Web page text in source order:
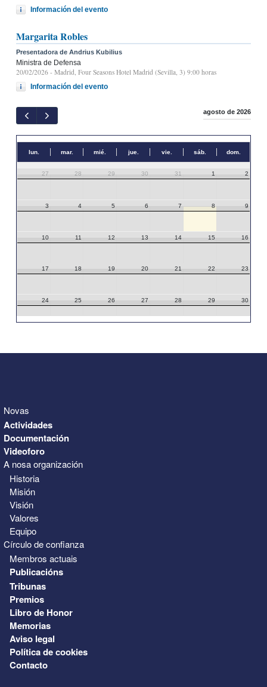
Información del evento
Margarita Robles
Presentadora de Andrius Kubilius
Ministra de Defensa
20/02/2026 - Madrid, Four Seasons Hotel Madrid (Sevilla, 3) 9:00 horas
Información del evento
agosto de 2026
lun. mar. mié. jue. vie. sáb. dom.
27 28 29 30 31 1 2
3 4 5 6 7 8 9
10 11 12 13 14 15 16
17 18 19 20 21 22 23
24 25 26 27 28 29 30
Novas
Actividades
Documentación
Videoforo
A nosa organización
Historia
Misión
Visión
Valores
Equipo
Círculo de confianza
Membros actuais
Publicacións
Tribunas
Premios
Libro de Honor
Memorias
Aviso legal
Política de cookies
Contacto